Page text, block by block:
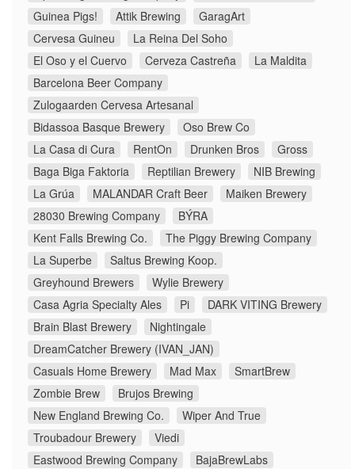
Guinea Pigs!
Attik Brewing
GaragArt
Cervesa Guineu
La Reina Del Soho
El Oso y el Cuervo
Cerveza Castreña
La Maldita
Barcelona Beer Company
Zulogaarden Cervesa Artesanal
Bidassoa Basque Brewery
Oso Brew Co
La Casa di Cura
RentOn Drunken Bros
Gross
Baga Biga Faktoria
Reptilian Brewery
NIB Brewing
La Grúa
MALANDAR Craft Beer
Maiken Brewery
28030 Brewing Company
BÝRA
Kent Falls Brewing Co.
The Piggy Brewing Company
La Superbe
Saltus Brewing Koop.
Greyhound Brewers
Wylie Brewery
Casa Agria Specialty Ales
Pi
DARK VITING Brewery
Brain Blast Brewery
Nightingale
DreamCatcher Brewery (IVAN_JAN)
Casuals Home Brewery
Mad Max
SmartBrew
Zombie Brew
Brujos Brewing
New England Brewing Co.
Wiper And True
Troubadour Brewery
Viedi
Eastwood Brewing Company
BajaBrewLabs